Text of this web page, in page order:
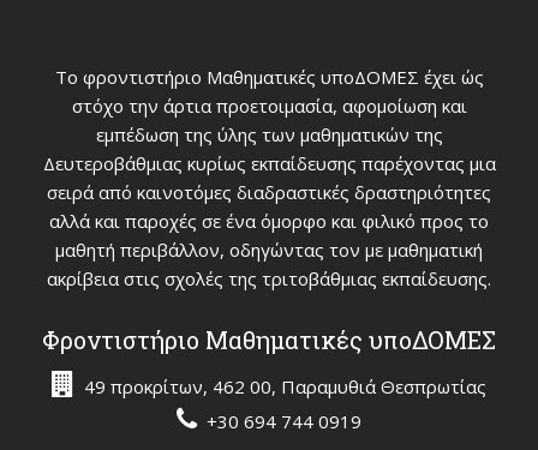
Το φροντιστήριο Μαθηματικές υποΔΟΜΕΣ έχει ώς
στόχο την άρτια προετοιμασία, αφομοίωση και
εμπέδωση της ύλης των μαθηματικών της
Δευτεροβάθμιας κυρίως εκπαίδευσης παρέχοντας μια
σειρά από καινοτόμες διαδραστικές δραστηριότητες
αλλά και παροχές σε ένα όμορφο και φιλικό προς το
μαθητή περιβάλλον, οδηγώντας τον με μαθηματική
ακρίβεια στις σχολές της τριτοβάθμιας εκπαίδευσης.
Φροντιστήριο Μαθηματικές υποΔΟΜΕΣ
49 προκρίτων, 462 00, Παραμυθιά Θεσπρωτίας
+30 694 744 0919